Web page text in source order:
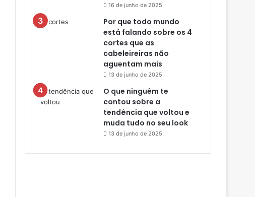
16 de junho de 2025
Por que todo mundo
está falando sobre os 4
cortes que as
cabeleireiras não
aguentam mais
13 de junho de 2025
O que ninguém te
contou sobre a
tendência que voltou e
muda tudo no seu look
13 de junho de 2025